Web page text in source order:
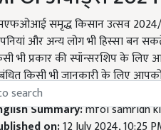
समृद्ध किसान उत्सव 2024/
और अन्य लोग भी हिस्सा बन
भी प्रकार की स्पॉन्सरशिप के
किसी भी जानकारी के लिए
वेबसाइट पर विजिट करें.
Summary:
on:12 July 2024, 10:25